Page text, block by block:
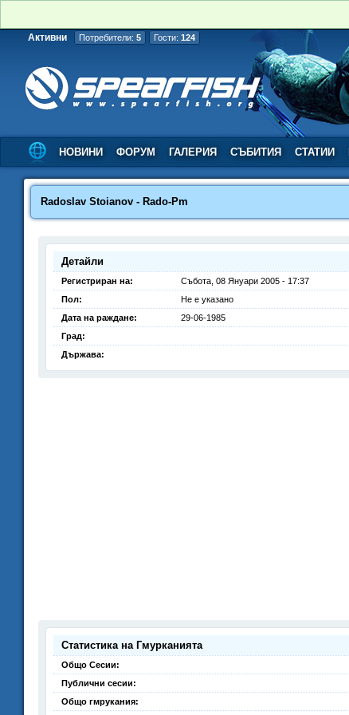
Активни Потребители: 5 Гости: 124
НОВИНИ ФОРУМ ГАЛЕРИЯ СЪБИТИЯ СТАТИИ
Radoslav Stoianov - Rado-Pm
Детайли
Регистриран на:
Събота, 08 Януари 2005 - 17:37
Пол:
Не е указано
Дата на раждане:
29-06-1985
Град:
Държава:
Статистика на Гмурканията
Общо Сесии:
Публични сесии:
Общо гмрукания: